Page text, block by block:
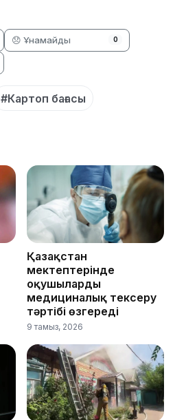
😞 Ұнамайды 0
#Картоп бағасы
Қазақстан
мектептерінде
оқушыларды
медициналық тексеру
тәртібі өзгереді
9 тамыз, 2026